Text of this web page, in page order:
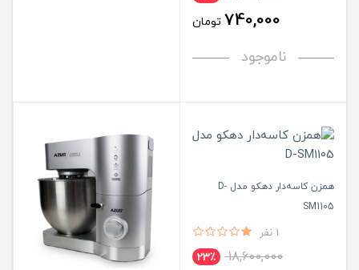
740,000 تومان
ناموجود
همزن کاسه‌دار دهکو مدل D-
SM1105
1 نفر
18,600,000 23٪